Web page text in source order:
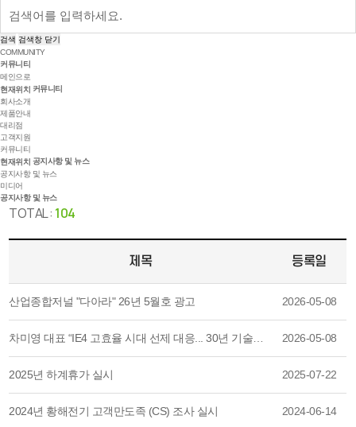
검색 검색창 닫기
COMMUNITY
커뮤니티
메인으로
현재위치 커뮤니티
회사소개
제품안내
대리점
고객지원
커뮤니티
현재위치 공지사항 및 뉴스
공지사항 및 뉴스
미디어
공지사항 및 뉴스
TOTAL : 104
제목 등록일
산업종합저널 "다아라" 26년 5월호 광고 2026-05-08
2026-05-08
2025년 하계휴가 실시 2025-07-22
2024년 황해전기 고객만도족 (CS) 조사 실시 2024-06-14